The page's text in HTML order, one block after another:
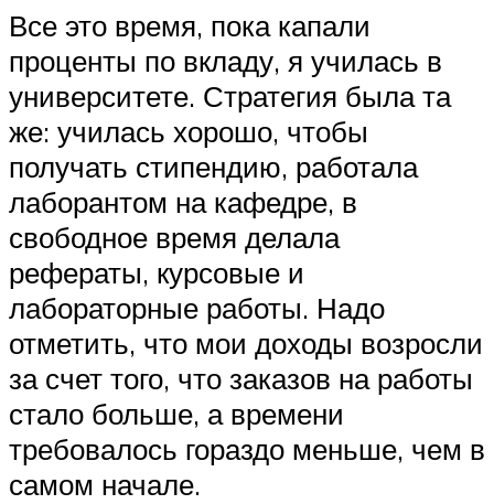
Все это время, пока капали
проценты по вкладу, я училась в
университете. Стратегия была та
же: училась хорошо, чтобы
получать стипендию, работала
лаборантом на кафедре, в
свободное время делала
рефераты, курсовые и
лабораторные работы. Надо
отметить, что мои доходы возросли
за счет того, что заказов на работы
стало больше, а времени
требовалось гораздо меньше, чем в
самом начале.